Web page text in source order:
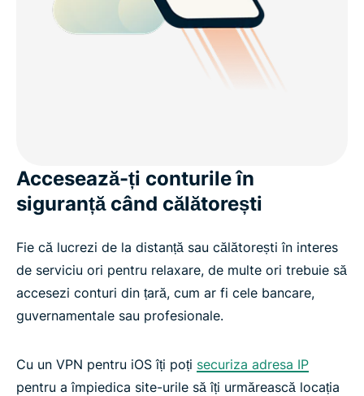
Accesează-ți conturile în
siguranță când călătorești
Fie că lucrezi de la distanță sau călătorești în interes
de serviciu ori pentru relaxare, de multe ori trebuie să
accesezi conturi din țară, cum ar fi cele bancare,
guvernamentale sau profesionale.
Cu un VPN pentru iOS îți poți securiza adresa IP
pentru a împiedica site-urile să îți urmărească locația